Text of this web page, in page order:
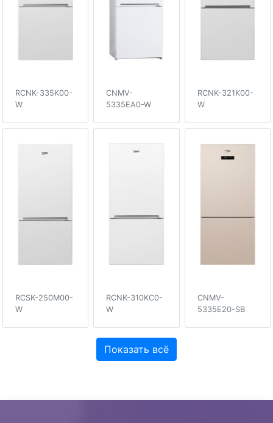
RCNK-335K00-
W
CNMV-
5335EA0-W
RCNK-321K00-
W
RCSK-250M00-
W
RCNK-310KC0-
W
CNMV-
5335E20-SB
Показать всё